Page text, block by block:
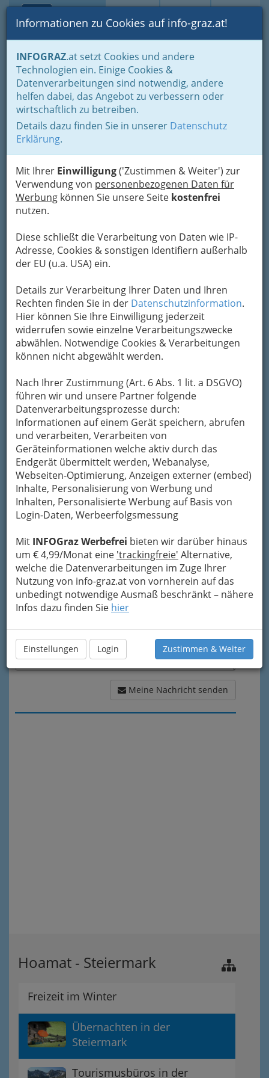
Suche Login Toggle
Informationen zu Cookies auf info-graz.at!
INFOGRAZ.at setzt Cookies und andere
Technologien ein. Einige Cookies &
Datenverarbeitungen sind notwendig, andere
helfen dabei, das Angebot zu verbessern oder
wirtschaftlich zu betreiben.
Details dazu finden Sie in unserer Datenschutz
Erklärung.
Mit Ihrer Einwilligung('Zustimmen & Weiter') zur
Verwendung von personenbezogenen Daten für
Werbung können Sie unsere Seite kostenfrei
nutzen.
Diese schließt die Verarbeitung von Daten wie IP-
Adresse, Cookies & sonstigen Identifiern außerhalb
der EU (u.a. USA) ein.
Details zur Verarbeitung Ihrer Daten und Ihren
Rechten finden Sie in der Datenschutzinformation.
Hier können Sie Ihre Einwilligung jederzeit
widerrufen sowie einzelne Verarbeitungszwecke
abwählen. Notwendige Cookies & Verarbeitungen
können nicht abgewählt werden.
Nach Ihrer Zustimmung (Art. 6 Abs. 1 lit. a DSGVO)
führen wir und unsere Partner folgende
Datenverarbeitungsprozesse durch:
Informationen auf einem Gerät speichern, abrufen
und verarbeiten, Verarbeiten von
Geräteinformationen welche aktiv durch das
Endgerät übermittelt werden, Webanalyse,
Webseiten-Optimierung, Anzeigen externer (embed)
Inhalte, Personalisierung von Werbung und
Inhalten, Personalisierte Werbung auf Basis von
Login-Daten, Werbeerfolgsmessung
Mit INFOGraz Werbefrei bieten wir darüber hinaus
um € 4,99/Monat eine 'trackingfreie' Alternative,
welche die Datenverarbeitungen im Zuge Ihrer
Nutzung von info-graz.at von vornherein auf das
unbedingt notwendige Ausmaß beschränkt – nähere
Infos dazu finden Sie hier
Einstellungen Login Zustimmen & Weiter
Home Lifestyle
Hoamat - Steiermark - unsere Heimat
Freizeit in der Steiermark
Übernachten in der Steiermark
Familie Altenburger
Trautmannsdorf 151, 8343 Trautmannsdorf
+43 3159 2528
+43 3159 2528
+43 664 1255 278
Karte
Adresse mit Google Maps anschauen
Kontaktaufnahme
Um die Info-Graz Firmenvor Spam-Mails zu
bewahren, verwenden wir an dieser Stelle zur
Übermittlung Ihrer Nachricht ein sicheres
Formular. Ihre Nachricht wird nach dem
Absenden umgehend per Mail an das
Unternehmen Familie Altenburger
weitergeleitet.
Mein Name
Meine Email Adresse
Mein Betreff
Meine Nachricht
Meine Nachricht senden
Hoamat - Steiermark
Freizeit im Winter
Übernachten in der
Steiermark
Tourismusbüros in der